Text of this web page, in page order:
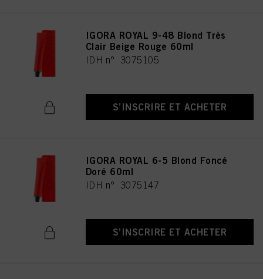
IGORA ROYAL 9-48 Blond Très
Clair Beige Rouge 60ml
IDH n° 3075105
S’INSCRIRE ET ACHETER
IGORA ROYAL 6-5 Blond Foncé
Doré 60ml
IDH n° 3075147
S’INSCRIRE ET ACHETER